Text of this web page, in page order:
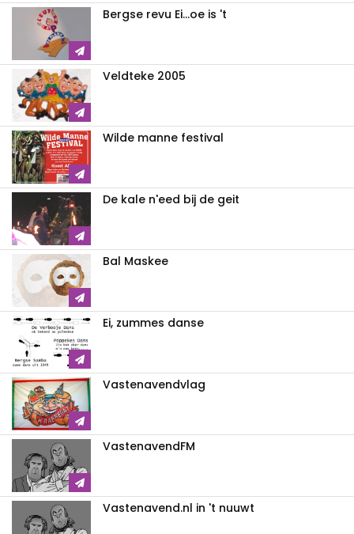
Bergse revu Ei...oe is 't
Veldteke 2005
Wilde manne festival
De kale n'eed bij de geit
Bal Maskee
Ei, zummes danse
Vastenavendvlag
VastenavendFM
Vastenavend.nl in 't nuuwt